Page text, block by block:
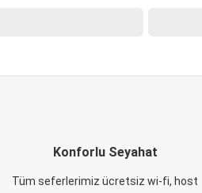
Konforlu Seyahat
Tüm seferlerimiz ücretsiz wi-fi, host